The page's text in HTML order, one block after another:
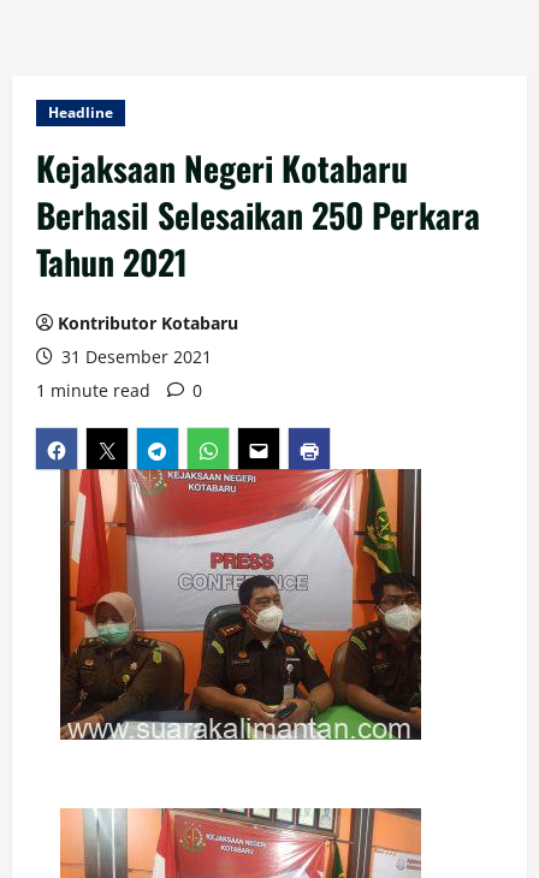
Headline
Kejaksaan Negeri Kotabaru
Berhasil Selesaikan 250 Perkara
Tahun 2021
Kontributor Kotabaru
31 Desember 2021
1 minute read
0